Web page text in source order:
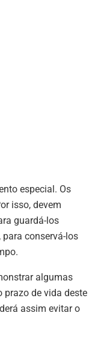
especial. Os
isso, devem
guardá-los
conservá-los
algumas
prazo de vida deste
assim evitar o